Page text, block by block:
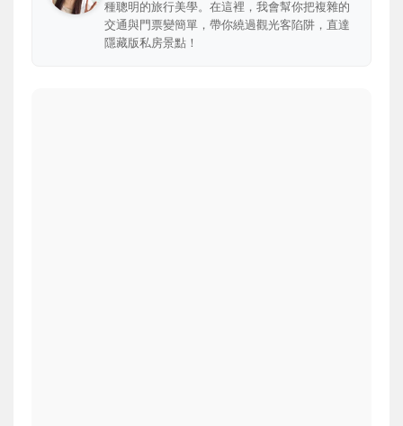
種聰明的旅行美學。在這裡，我會幫你把複雜的
交通與門票變簡單，帶你繞過觀光客陷阱，直達
隱藏版私房景點！